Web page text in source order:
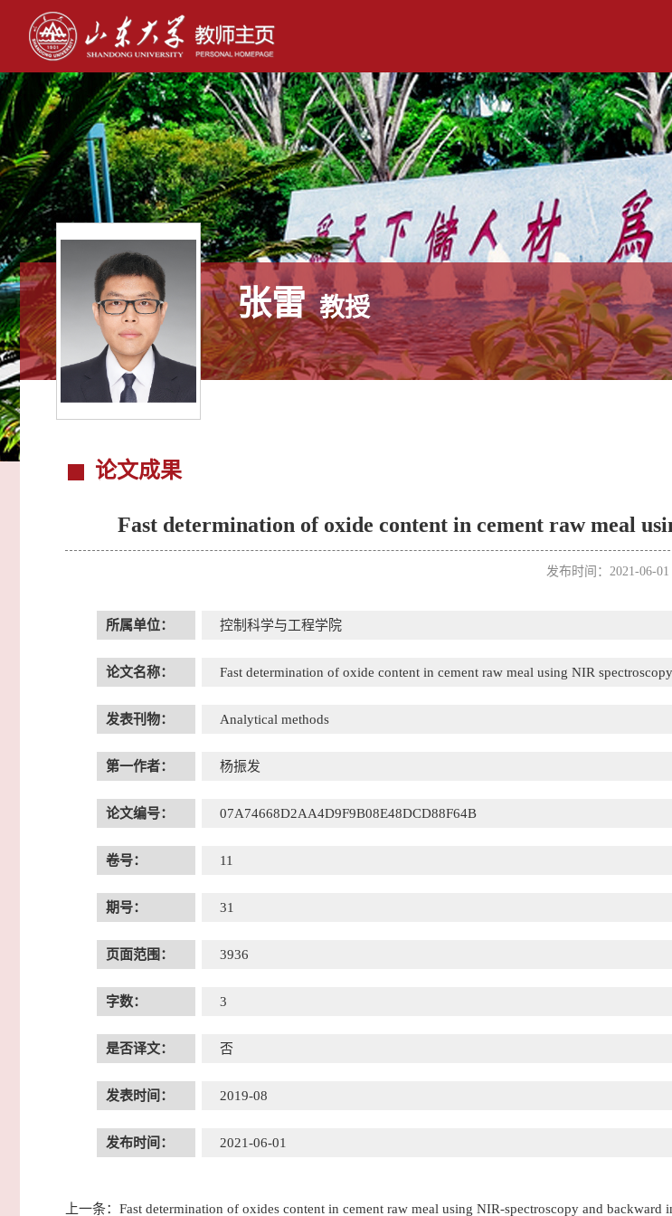
张雷 教授
论文成果
Fast determination of oxide content in cement raw meal
发布时间：2021-06-01
所属单位： 控制科学与工程学院
论文名称： Fast determination of oxide content in cement raw meal using NIR
发表刊物： Analytical methods
第一作者： 杨振发
论文编号： 07A74668D2AA4D9F9B08E48DCD88F64B
卷号： 11
期号： 31
页面范围： 3936
字数： 3
是否译文： 否
发表时间： 2019-08
发布时间： 2021-06-01
上一条： Fast determination of oxides content in cement raw meal using NIR-spectroscopy and backward